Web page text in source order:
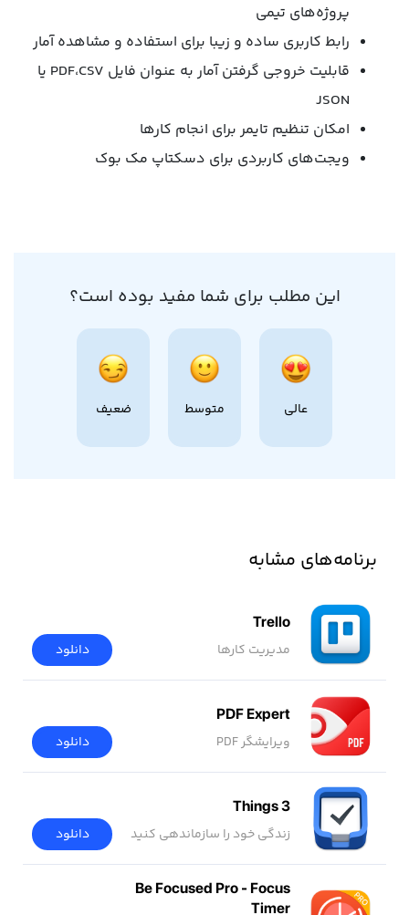
پروژه‌های تیمی
رابط کاربری ساده و زیبا برای استفاده و مشاهده آمار
قابلیت خروجی گرفتن آمار به عنوان فایل PDF،CSV یا
JSON
امکان تنظیم تایمر برای انجام کارها
ویجت‌های کاربردی برای دسکتاپ مک بوک
این مطلب برای شما مفید بوده است؟
عالی متوسط ضعیف
برنامه‌های مشابه
Trello
مدیریت کارها دانلود
PDF Expert
ویرایشگر PDF دانلود
Things 3
زندگی خود را سازماندهی کنید دانلود
Be Focused Pro - Focus
Timer